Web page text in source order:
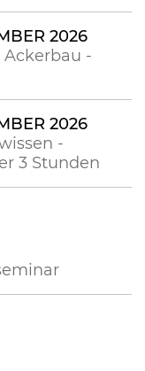
2026
Ackerbau -
2026
-
3 Stunden